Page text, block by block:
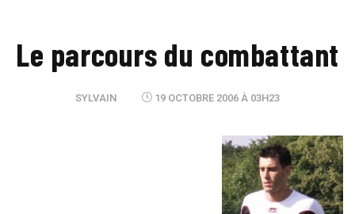
Le parcours du combattant
SYLVAIN 19 OCTOBRE 2006 À 03H23